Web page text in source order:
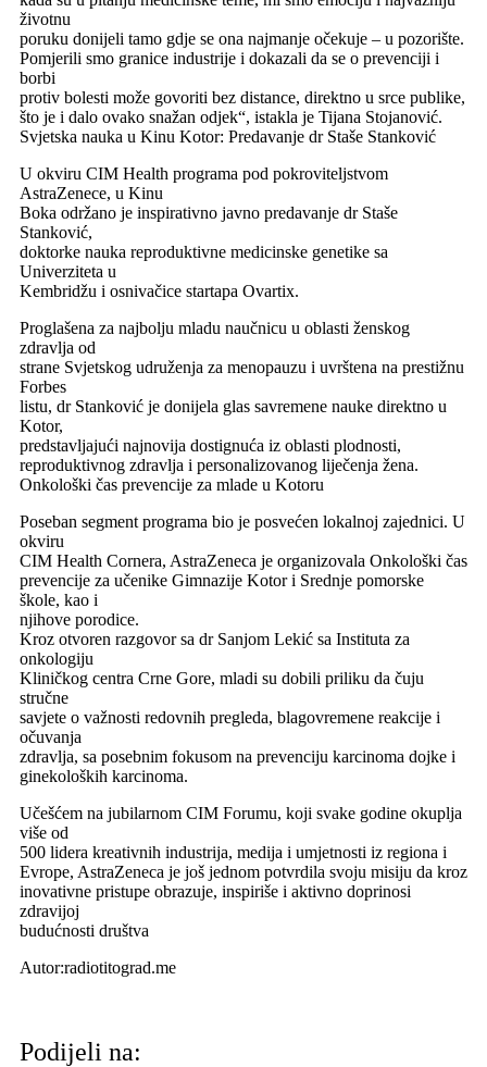
životnu
poruku donijeli tamo gdje se ona najmanje očekuje – u pozorište.
Pomjerili smo granice industrije i dokazali da se o prevenciji i
borbi
protiv bolesti može govoriti bez distance, direktno u srce publike,
što je i dalo ovako snažan odjek“, istakla je Tijana Stojanović.
Svjetska nauka u Kinu Kotor: Predavanje dr Staše Stanković
U okviru CIM Health programa pod pokroviteljstvom
AstraZenece, u Kinu
Boka održano je inspirativno javno predavanje dr Staše
Stanković,
doktorke nauka reproduktivne medicinske genetike sa
Univerziteta u
Kembridžu i osnivačice startapa Ovartix.
Proglašena za najbolju mladu naučnicu u oblasti ženskog
zdravlja od
strane Svjetskog udruženja za menopauzu i uvrštena na prestižnu
Forbes
listu, dr Stanković je donijela glas savremene nauke direktno u
Kotor,
predstavljajući najnovija dostignuća iz oblasti plodnosti,
reproduktivnog zdravlja i personalizovanog liječenja žena.
Onkološki čas prevencije za mlade u Kotoru
Poseban segment programa bio je posvećen lokalnoj zajednici. U
okviru
CIM Health Cornera, AstraZeneca je organizovala Onkološki čas
prevencije za učenike Gimnazije Kotor i Srednje pomorske
škole, kao i
njihove porodice.
Kroz otvoren razgovor sa dr Sanjom Lekić sa Instituta za
onkologiju
Kliničkog centra Crne Gore, mladi su dobili priliku da čuju
stručne
savjete o važnosti redovnih pregleda, blagovremene reakcije i
očuvanja
zdravlja, sa posebnim fokusom na prevenciju karcinoma dojke i
ginekoloških karcinoma.
Učešćem na jubilarnom CIM Forumu, koji svake godine okuplja
više od
500 lidera kreativnih industrija, medija i umjetnosti iz regiona i
Evrope, AstraZeneca je još jednom potvrdila svoju misiju da kroz
inovativne pristupe obrazuje, inspiriše i aktivno doprinosi
zdravijoj
budućnosti društva
Autor:radiotitograd.me
Podijeli na: